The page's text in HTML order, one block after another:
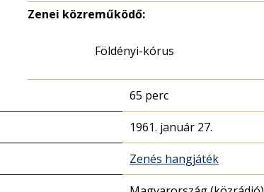
Zenei közreműködő:
Földényi-kórus
65 perc
1961. január 27.
Zenés hangjáték